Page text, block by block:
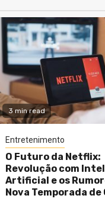
3 min read
Entretenimento
O Futuro da Netflix:
Revolução com
Artificial e os
Nova Temporada de